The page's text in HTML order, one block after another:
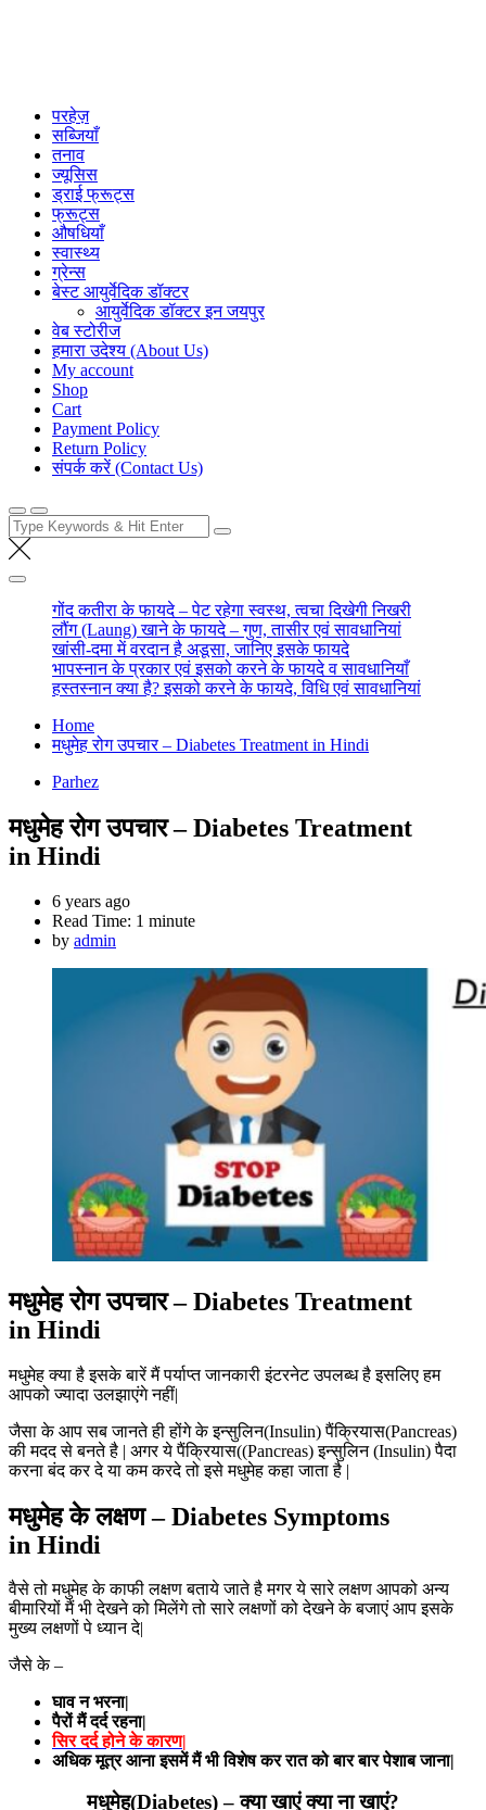
परहेज़
सब्जियाँ
तनाव
ज्यूसिस
ड्राई फ्रूट्स
फ्रूट्स
औषधियाँ
स्वास्थ्य
ग्रेन्स
बेस्ट आयुर्वेदिक डॉक्टर
आयुर्वेदिक डॉक्टर इन जयपुर
वेब स्टोरीज
हमारा उदेश्य (About Us)
My account
Shop
Cart
Payment Policy
Return Policy
संपर्क करें (Contact Us)
Search
for:
गोंद कतीरा के फायदे – पेट रहेगा स्वस्थ, त्वचा दिखेगी निखरी
लौंग (Laung) खाने के फायदे – गुण, तासीर एवं सावधानियां
खांसी-दमा में वरदान है अडूसा, जानिए इसके फायदे
भापस्नान के प्रकार एवं इसको करने के फायदे व सावधानियाँ
हस्तस्नान क्या है? इसको करने के फायदे, विधि एवं सावधानियां
Home
मधुमेह रोग उपचार – Diabetes Treatment in Hindi
Parhez
मधुमेह रोग उपचार – Diabetes Treatment
in Hindi
6 years ago
Read Time: 1 minute
by admin
मधुमेह रोग उपचार –Diabetes Treatment
in Hindi
मधुमेह क्या है इसके बारें मैं पर्याप्त जानकारी इंटरनेट उपलब्ध है इसलिए हम
आपको ज्यादा उलझाएंगे नहीं|
जैसा के आप सब जानते ही होंगे के इन्सुलिन(Insulin) पैंक्रियास(Pancreas)
की मदद से बनते है | अगर ये पैंक्रियास((Pancreas) इन्सुलिन (Insulin) पैदा
करना बंद कर दे या कम करदे तो इसे मधुमेह कहा जाता है |
मधुमेह के लक्षण – Diabetes Symptoms
in Hindi
वैसे तो मधुमेह के काफी लक्षण बताये जाते है मगर ये सारे लक्षण आपको अन्य
बीमारियों मैं भी देखने को मिलेंगे तो सारे लक्षणों को देखने के बजाएं आप इसके
मुख्य लक्षणों पे ध्यान दे|
जैसे के –
घाव न भरना|
पैरों मैं दर्द रहना|
सिर दर्द होने के कारण|
अधिक मूत्र आना इसमें मैं भी विशेष कर रात को बार बार पेशाब जाना|
मधुमेह(Diabetes) – क्या खाएं क्या ना खाएं?